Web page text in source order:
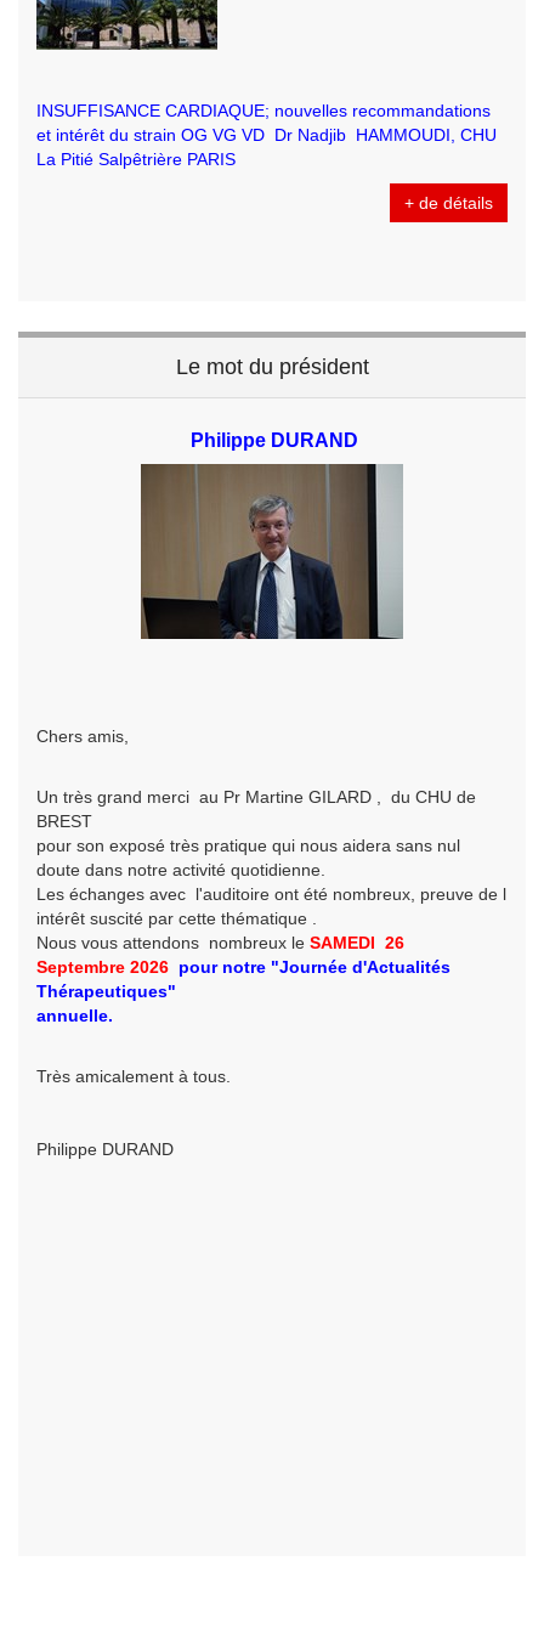
INSUFFISANCE CARDIAQUE; nouvelles recommandations
et intérêt du strain OG VG VD Dr Nadjib HAMMOUDI, CHU
La Pitié Salpêtrière PARIS
+ de détails
Le mot du président
Philippe DURAND
Chers amis,
Un très grand merci au Pr Martine GILARD , du CHU de
BREST
pour son exposé très pratique qui nous aidera sans nul
doute dans notre activité quotidienne.
Les échanges avec l'auditoire ont été nombreux, preuve de l
intérêt suscité par cette thématique .
Nous vous attendons nombreux le SAMEDI 26
Septembre 2026 pour notre "Journée d'Actualités
Thérapeutiques"
annuelle.
Très amicalement à tous.
Philippe DURAND